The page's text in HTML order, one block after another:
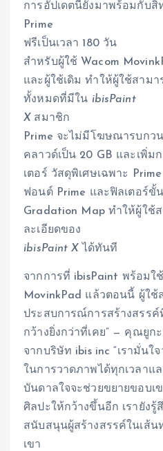
การอัปเดตนี้ยังมาพร้อมกับ
Prime
ฟรีเป็นเวลา 180 วัน
สำหรับผู้ใช้ Wacom
และผู้ใช้เดิม ทำให้ผู้ใช้สามา
ทั้งหมดที่มีใน ibisPaint
X สมาชิก
Prime จะไม่มีโฆษณารบกว
คลาวด์เป็น 20 GB และเพิ่มก
เตอร์ วัสดุพิเศษเฉพาะ
ฟอนต์ Prime และฟิลเตอร์ขั้
Gradation Map ทำให้ผู้ใช้
ละเอียดของ
ibisPaint X ได้ทันที
จากการที่ ibisPaint พร้อมใ
MovinkPad แล้วตอนนี้ ผู้ใช้
ประสบการณ์การสร้างสรรค์
กว้างยิ่งกว่าที่เคย” — คุณยูก
จากบริษัท ibis inc “เรามั่นใ
ในการวาดภาพได้ทุกเวลาแ
บันดาลใจจะช่วยขยายขอบเ
ศิลปะให้กว้างขึ้นอีก เรายังรู้
สนับสนุนผู้สร้างสรรค์ในเส้น
เขา